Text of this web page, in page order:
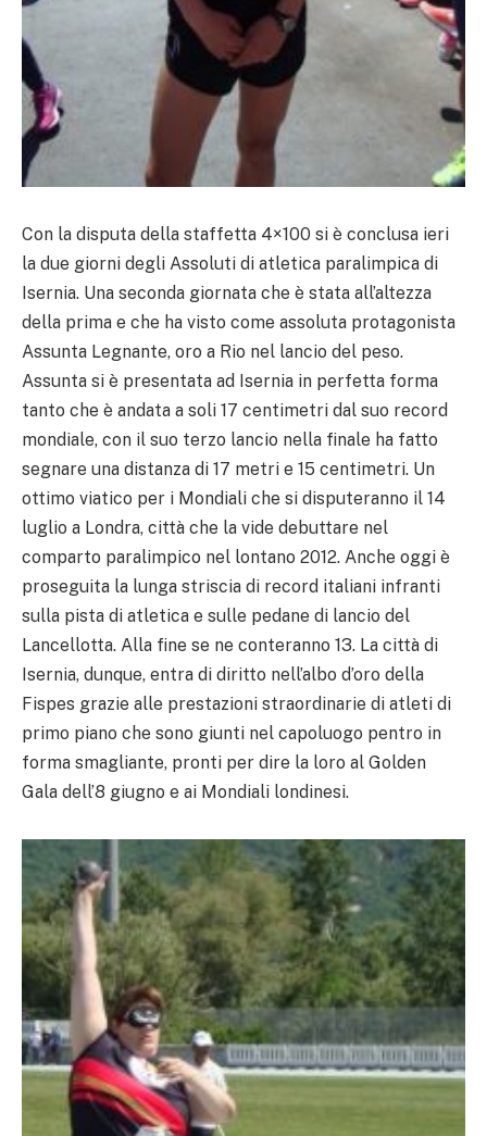
Con la disputa della staffetta 4×100 si è conclusa ieri
la due giorni degli Assoluti di atletica paralimpica di
Isernia. Una seconda giornata che è stata all’altezza
della prima e che ha visto come assoluta protagonista
Assunta Legnante, oro a Rio nel lancio del peso.
Assunta si è presentata ad Isernia in perfetta forma
tanto che è andata a soli 17 centimetri dal suo record
mondiale, con il suo terzo lancio nella finale ha fatto
segnare una distanza di 17 metri e 15 centimetri. Un
ottimo viatico per i Mondiali che si disputeranno il 14
luglio a Londra, città che la vide debuttare nel
comparto paralimpico nel lontano 2012. Anche oggi è
proseguita la lunga striscia di record italiani infranti
sulla pista di atletica e sulle pedane di lancio del
Lancellotta. Alla fine se ne conteranno 13. La città di
Isernia, dunque, entra di diritto nell’albo d’oro della
Fispes grazie alle prestazioni straordinarie di atleti di
primo piano che sono giunti nel capoluogo pentro in
forma smagliante, pronti per dire la loro al Golden
Gala dell’8 giugno e ai Mondiali londinesi.